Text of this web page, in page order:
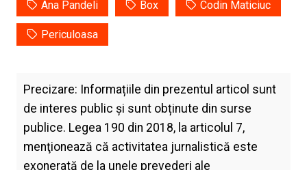
Ana Pandeli Box Codin Maticiuc
Periculoasa
Precizare: Informațiile din prezentul articol sunt
de interes public și sunt obținute din surse
publice. Legea 190 din 2018, la articolul 7,
menţionează că activitatea jurnalistică este
exonerată de la unele prevederi ale